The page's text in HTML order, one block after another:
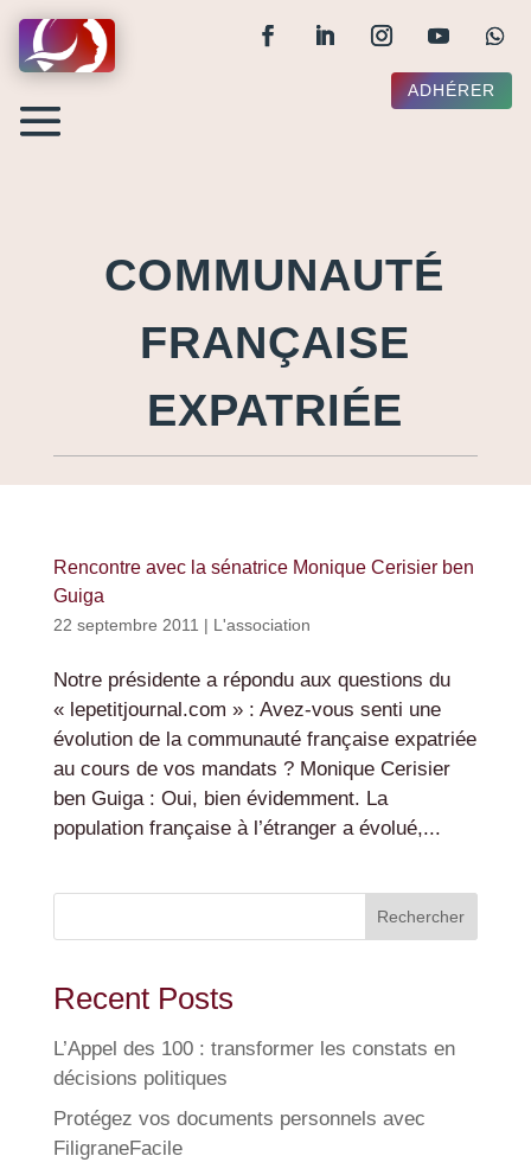
ADHÉRER
COMMUNAUTÉ
FRANÇAISE
EXPATRIÉE
Rencontre avec la sénatrice Monique Cerisier ben
Guiga
22 septembre 2011 | L'association
Notre présidente a répondu aux questions du
« lepetitjournal.com » : Avez-vous senti une
évolution de la communauté française expatriée
au cours de vos mandats ? Monique Cerisier
ben Guiga : Oui, bien évidemment. La
population française à l’étranger a évolué,...
Rechercher
Recent Posts
L’Appel des 100 : transformer les constats en
décisions politiques
Protégez vos documents personnels avec
FiligraneFacile